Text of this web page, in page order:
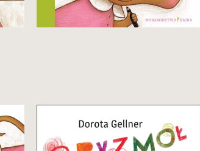
Zobacz i kup